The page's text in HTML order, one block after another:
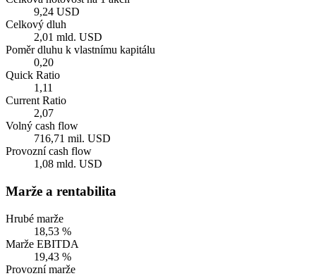
9,24 USD
Celkový dluh
2,01 mld. USD
Poměr dluhu k vlastnímu kapitálu
0,20
Quick Ratio
1,11
Current Ratio
2,07
Volný cash flow
716,71 mil. USD
Provozní cash flow
1,08 mld. USD
Marže a rentabilita
Hrubé marže
18,53 %
Marže EBITDA
19,43 %
Provozní marže